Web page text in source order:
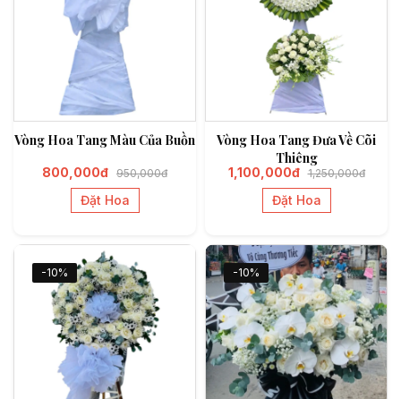
Vòng Hoa Tang Màu Của Buồn
800,000đ 950,000đ
Đặt Hoa
Vòng Hoa Tang Đưa Về Cõi
Thiêng
1,100,000đ 1,250,000đ
Đặt Hoa
-10% -10%